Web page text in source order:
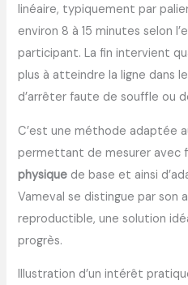
linéaire, typiquement par
environ 8 à 15 minutes selon
participant. La fin intervient
plus à atteindre la ligne dans
d’arrêter faute de souffle ou
C’est une méthode adaptée
permettant de mesurer avec
physique de base et ainsi
Vameval se distingue par son
reproductible, une solution
progrès.
Illustration d’un intérêt